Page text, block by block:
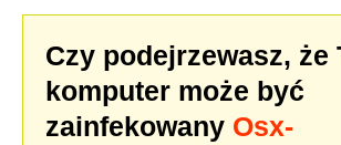
Czy podejrzewasz, że
komputer może być
zainfekowany Osx-